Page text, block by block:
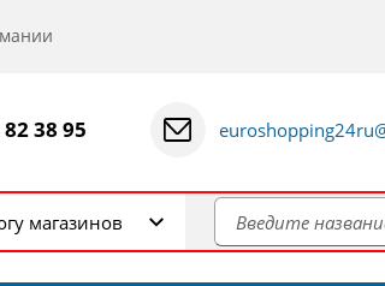
38 95
магазинов